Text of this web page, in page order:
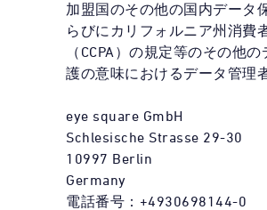
加盟国のその他の国内データ
らびにカリフォルニア州消費
（CCPA）の規定等のその他
護の意味におけるデータ管理
eye square GmbH
Schlesische Strasse 29-30
10997 Berlin
Germany
電話番号：+4930698144-0